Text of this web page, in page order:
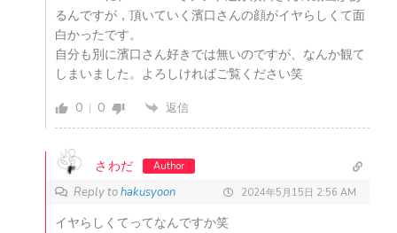
るんですが，頂いていく濱口さんの顔がイヤらしくて面
白かったです。
自分も別に濱口さん好きでは無いのですが、なんか観て
しまいました。よろしければご覧ください笑
0
0 返信
さわだ Author
Reply tohakusyoon 2024年5月15日 2:56 AM
イヤらしくてってなんですか笑